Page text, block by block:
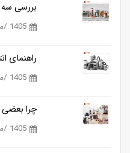
1405 /مرداد /11
1405 /مرداد /11
1405 /مرداد /11